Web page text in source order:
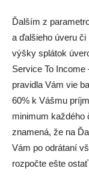
Ďalším z
a ďalšieho úveru
výšky splátok
Service To
pravidla Vám vie
60% k Vášmu
minimum každého
znamená, že na
Vám po odrátaní
rozpočte ešte